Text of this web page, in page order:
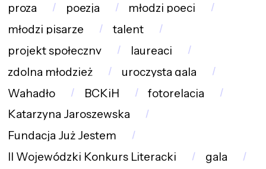
proza
poezja
młodzi poeci
młodzi pisarze
talent
projekt społeczny
laureaci
zdolna młodzież
uroczysta gala
Wahadło
BCKiH
fotorelacja
Katarzyna Jaroszewska
Fundacja Już Jestem
II Wojewódzki Konkurs Literacki
gala